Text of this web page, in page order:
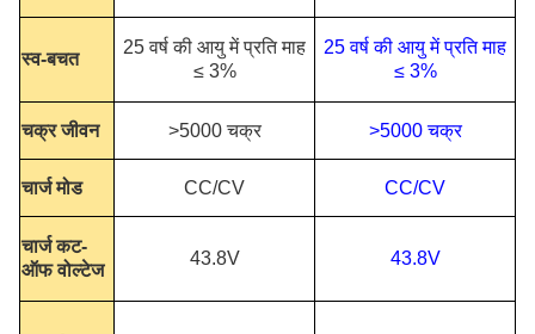
स्व-बचत
25 वर्ष की आयु में प्रति माह
≤ 3%
25 वर्ष की आयु में प्रति माह
≤ 3%
चक्र जीवन >5000 चक्र >5000 चक्र
चार्ज मोड CC/CV CC/CV
चार्ज कट-
ऑफ वोल्टेज
43.8V 43.8V